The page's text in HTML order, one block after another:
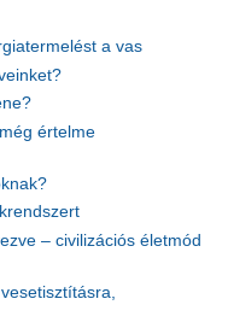
a vas
értelme
– civilizációs életmód